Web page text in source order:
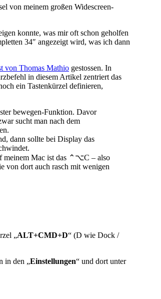
von meinem großen Widescreen-
konnte, was mir oft schon geholfen
34″ angezeigt wird, was ich dann
von Thomas Mathio gestossen. In
in diesem Artikel zentriert das
ein Tastenkürzel definieren,
bewegen-Funktion. Davor
sucht man nach dem
dann sollte bei Display das
meinem Mac ist das ⌃⌥C – also
von dort auch rasch mit wenigen
„ALT+CMD+D“ (D wie Dock /
in den „Einstellungen“ und dort unter